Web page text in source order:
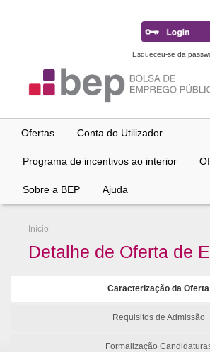
Esqueceu-se da
Ofertas Conta do Utilizador
Programa de incentivos ao interior
Sobre a BEP Ajuda
Início
Detalhe de Oferta de
Caracterização da Oferta
Requisitos de Admissão
Formalização